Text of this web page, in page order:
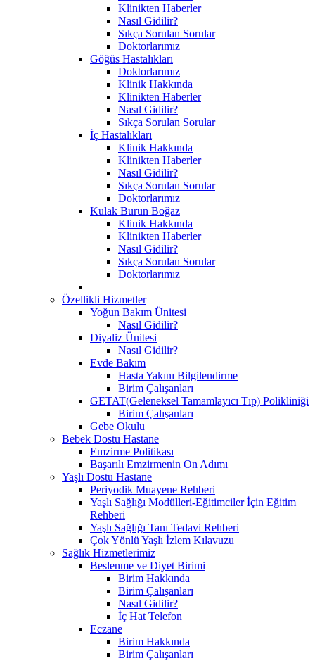
Klinikten Haberler
Nasıl Gidilir?
Sıkça Sorulan Sorular
Doktorlarımız
Göğüs Hastalıkları
Doktorlarımız
Klinik Hakkında
Klinikten Haberler
Nasıl Gidilir?
Sıkça Sorulan Sorular
İç Hastalıkları
Klinik Hakkında
Klinikten Haberler
Nasıl Gidilir?
Sıkça Sorulan Sorular
Doktorlarımız
Kulak Burun Boğaz
Klinik Hakkında
Klinikten Haberler
Nasıl Gidilir?
Sıkça Sorulan Sorular
Doktorlarımız
Özellikli Hizmetler
Yoğun Bakım Ünitesi
Nasıl Gidilir?
Diyaliz Ünitesi
Nasıl Gidilir?
Evde Bakım
Hasta Yakını Bilgilendirme
Birim Çalışanları
GETAT(Geleneksel Tamamlayıcı Tıp) Polikliniği
Birim Çalışanları
Gebe Okulu
Bebek Dostu Hastane
Emzirme Politikası
Başarılı Emzirmenin On Adımı
Yaşlı Dostu Hastane
Periyodik Muayene Rehberi
Yaşlı Sağlığı Modülleri-Eğitimciler İçin Eğitim
Rehberi
Yaşlı Sağlığı Tanı Tedavi Rehberi
Çok Yönlü Yaşlı İzlem Kılavuzu
Sağlık Hizmetlerimiz
Beslenme ve Diyet Birimi
Birim Hakkında
Birim Çalışanları
Nasıl Gidilir?
İç Hat Telefon
Eczane
Birim Hakkında
Birim Çalışanları